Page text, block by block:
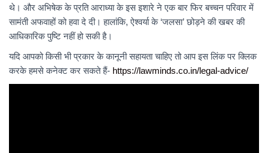
थे। और अभिषेक के प्रति आराध्या के इस इशारे ने एक बार फिर बच्चन परिवार में
सामंती अफवाहों को हवा दे दी। हालांकि, ऐश्वर्या के ‘जलसा’ छोड़ने की खबर की
आधिकारिक पुष्टि नहीं हो सकी है।
यदि आपको किसी भी प्रकार के कानूनी सहायता चाहिए तो आप इस लिंक पर क्लिक
करके हमसे कनेक्ट कर सकते हैं- https://lawminds.co.in/legal-advice/